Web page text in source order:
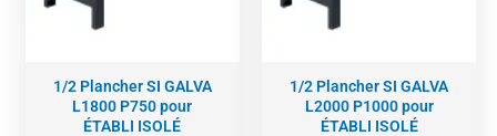
1/2 Plancher SI GALVA
L1800 P750 pour
ÉTABLI ISOLÉ
1/2 Plancher SI GALVA
L2000 P1000 pour
ÉTABLI ISOLÉ